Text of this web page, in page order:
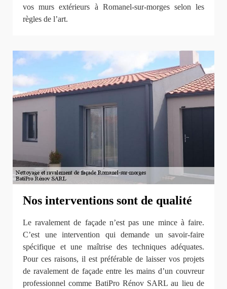
vos murs extérieurs à Romanel-sur-morges selon les
règles de l’art.
Nos interventions sont de qualité
Le ravalement de façade n’est pas une mince à faire.
C’est une intervention qui demande un savoir-faire
spécifique et une maîtrise des techniques adéquates.
Pour ces raisons, il est préférable de laisser vos projets
de ravalement de façade entre les mains d’un couvreur
professionnel comme BatiPro Rénov SARL au lieu de